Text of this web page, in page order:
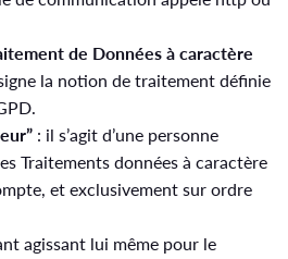
de Données à caractère
la notion de traitement définie
: il s’agit d’une personne
Traitements données à caractère
et exclusivement sur ordre
agissant lui même pour le